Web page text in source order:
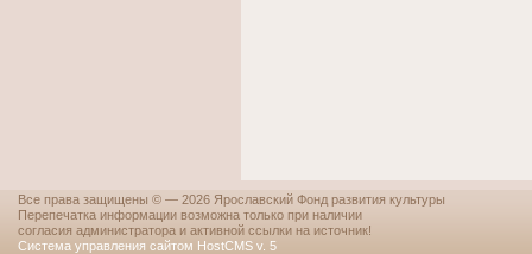
Все права защищены © — 2026 Ярославский Фонд развития культуры
Перепечатка информации возможна только при наличии
согласия администратора и активной ссылки на источник!
Система управления сайтом HostCMS v. 5